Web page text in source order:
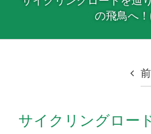
の飛鳥へ
サイクリングロー